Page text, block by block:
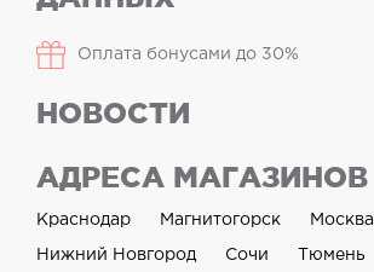
Оплата бонусами до 30%
НОВОСТИ
АДРЕСА МАГАЗИНОВ
Краснодар Магнитогорск Москва
Нижний Новгород Сочи Тюмень